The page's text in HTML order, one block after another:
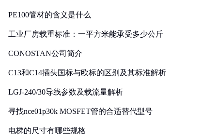
PE100管材的含义是什么
工业厂房载重标准：一平方米能承受多少公斤
CONOSTAN公司简介
C13和C14插头国标与欧标的区别及其标准解析
LGJ-240/30导线参数及载流量解析
寻找nce01p30k MOSFET管的合适替代型号
电梯的尺寸有哪些规格